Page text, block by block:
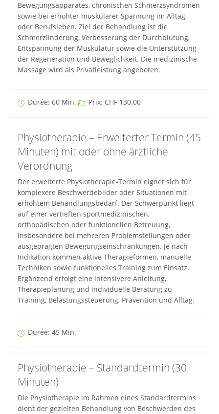
Bewegungsapparates, chronischen Schmerzsyndromen
sowie bei erhöhter muskulärer Spannung im Alltag
oder Berufsleben. Ziel der Behandlung ist die
Schmerzlinderung, Verbesserung der Durchblutung,
Entspannung der Muskulatur sowie die Unterstützung
der Regeneration und Beweglichkeit. Die medizinische
Massage wird als Privatleistung angeboten.
Durée: 60 Min. Prix: CHF 130.00
Physiotherapie – Erweiterter Termin (45
Minuten) mit oder ohne ärztliche
Verordnung
Der erweiterte Physiotherapie-Termin eignet sich für
komplexere Beschwerdebilder oder Situationen mit
erhöhtem Behandlungsbedarf. Der Schwerpunkt liegt
auf einer vertieften sportmedizinischen,
orthopädischen oder funktionellen Betreuung,
insbesondere bei mehreren Problemstellungen oder
ausgeprägten Bewegungseinschränkungen. Je nach
Indikation kommen aktive Therapieformen, manuelle
Techniken sowie funktionelles Training zum Einsatz.
Ergänzend erfolgt eine intensivere Anleitung,
Therapieplanung und individuelle Beratung zu
Training, Belastungssteuerung, Prävention und Alltag.
Durée: 45 Min.
Physiotherapie – Standardtermin (30
Minuten)
Die Physiotherapie im Rahmen eines Standardtermins
dient der gezielten Behandlung von Beschwerden des